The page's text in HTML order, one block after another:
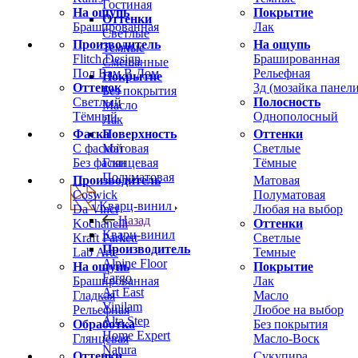
На ощупь
Брашированная
Покрытие
Лак
Производитель
Flitch Design
Пол Вам В Дом
Оттенок
Светлый
Тёмный
На ощупь
Брашированная
Рельефная
3д (мозайка
Полосность
Однополосный
Фаска
С фаской
Без фаски
Оттенки
Светлые
Тёмные
Производитель
Coswick
Da Vinci
Kochanelli
Kraft Parkett
Lab Arte
На ощупь
Брашированная
Гладкая
Рельефная
Обработка
Глянцевая
Матовая
Полуматовая
Любая на выбор
Оттенки
Светлые
Темные
Покрытие
Лак
Масло
Любое на выбор
Без покрытия
Масло-Воск
Гостиная
Оттенки
Светлые
Темные
Смешанные
Покрытие
Без покрытия
Масло
Лак
Поверхность
Матовая
Глянцевая
Полуматовая
Кварц-винил
Назад
Кварц-винил
Производитель
Alpine Floor
Fargo
Art East
Vinilam
Alta Step
Home Expert
Natura